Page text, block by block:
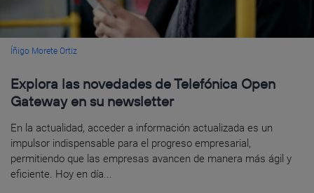
Íñigo Morete Ortiz
Explora las novedades de Telefónica Open
Gateway en su newsletter
En la actualidad, acceder a información actualizada es un
impulsor indispensable para el progreso empresarial,
permitiendo que las empresas avancen de manera más ágil y
eficiente. Hoy en día...